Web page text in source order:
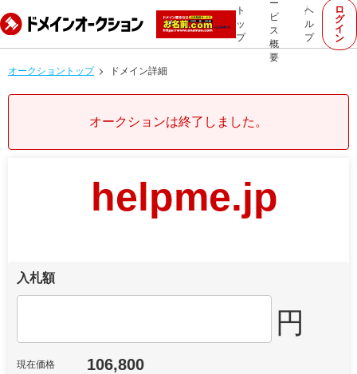
ト
ッ
プ
ー
ビ
ス
概
要
ヘ
ル
プ
ロ
グ
イ
ン
オークショントップ ドメイン詳細
オークションは終了しました。
helpme.jp
入札額
円
現在価格 106,800